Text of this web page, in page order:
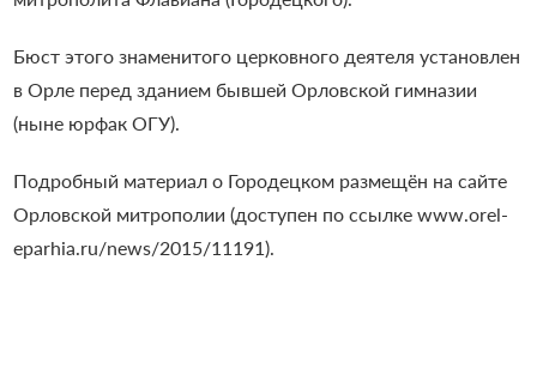
Бюст этого знаменитого церковного деятеля установлен
в Орле перед зданием бывшей Орловской гимназии
(ныне юрфак ОГУ).
Подробный материал о Городецком размещён на сайте
Орловской митрополии (доступен по ссылке www.orel-
eparhia.ru/news/2015/11191).